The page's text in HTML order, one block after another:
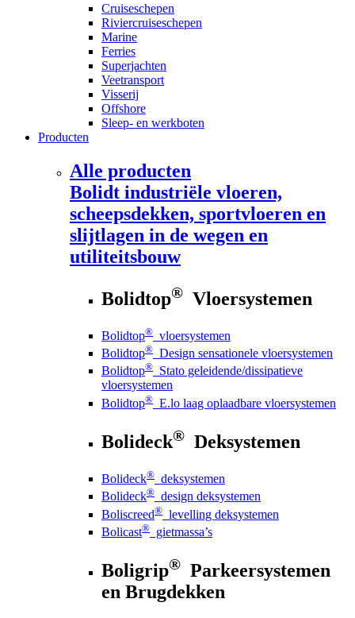
Cruiseschepen
Riviercruiseschepen
Marine
Ferries
Superjachten
Veetransport
Visserij
Offshore
Sleep- en werkboten
Producten
Alle producten
Bolidt industriële vloeren,
scheepsdekken, sportvloeren en
slijtlagen in de wegen en
utiliteitsbouw
Bolidtop® Vloersystemen
Bolidtop® vloersystemen
Bolidtop® Design sensationele vloersystemen
Bolidtop® Stato geleidende/dissipatieve
vloersystemen
Bolidtop® E.lo laag oplaadbare vloersystemen
Bolideck® Deksystemen
Bolideck® deksystemen
Bolideck® design deksystemen
Boliscreed® levelling deksystemen
Bolicast® gietmassa’s
Boligrip® Parkeersystemen
en Brugdekken